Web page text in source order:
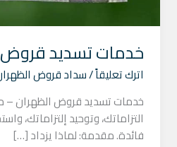
خدمات تسديد قروض
اترك تعليقاً/سداد قروض
خدمات تسديد قروض الظهران –
التزاماتك، وتوحيد إلتزاماتك،
فائدة. مقدمة: لماذا يزداد […]